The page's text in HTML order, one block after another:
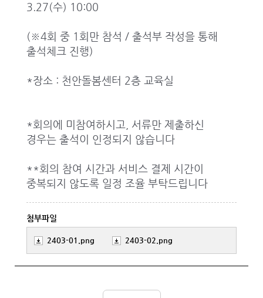
3.27(수) 10:00
(※4회 중 1회만 참석 / 출석부 작성을 통해
출석체크 진행)
*장소 : 천안돌봄센터 2층 교육실
*회의에 미참여하시고, 서류만 제출하신
경우는 출석이 인정되지 않습니다
**회의 참여 시간과 서비스 결제 시간이
중복되지 않도록 일정 조율 부탁드립니다
첨부파일
2403-01.png 2403-02.png